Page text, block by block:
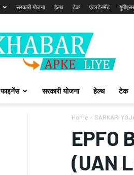
सरकारी योजना हेल्थ टेक एंटरटेनमेंट
Khabarapkeliye.com
फाइनेंस सरकारी योजना हेल्थ टेक
Home SARKARI
EPFO
(UAN